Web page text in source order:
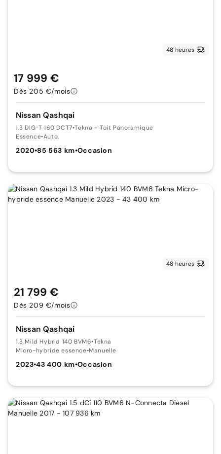
48 heures
Nissan Qashqai
1.3 DIG-T 160 DCT7•Tekna + Toit Panoramique
Essence•Auto.
2020•85 563 km•Occasion
17 999 €
Dès 205 €/mois
48 heures
Nissan Qashqai
1.3 Mild Hybrid 140 BVM6•Tekna
Micro-hybride essence•Manuelle
2023•43 400 km•Occasion
21 799 €
Dès 209 €/mois